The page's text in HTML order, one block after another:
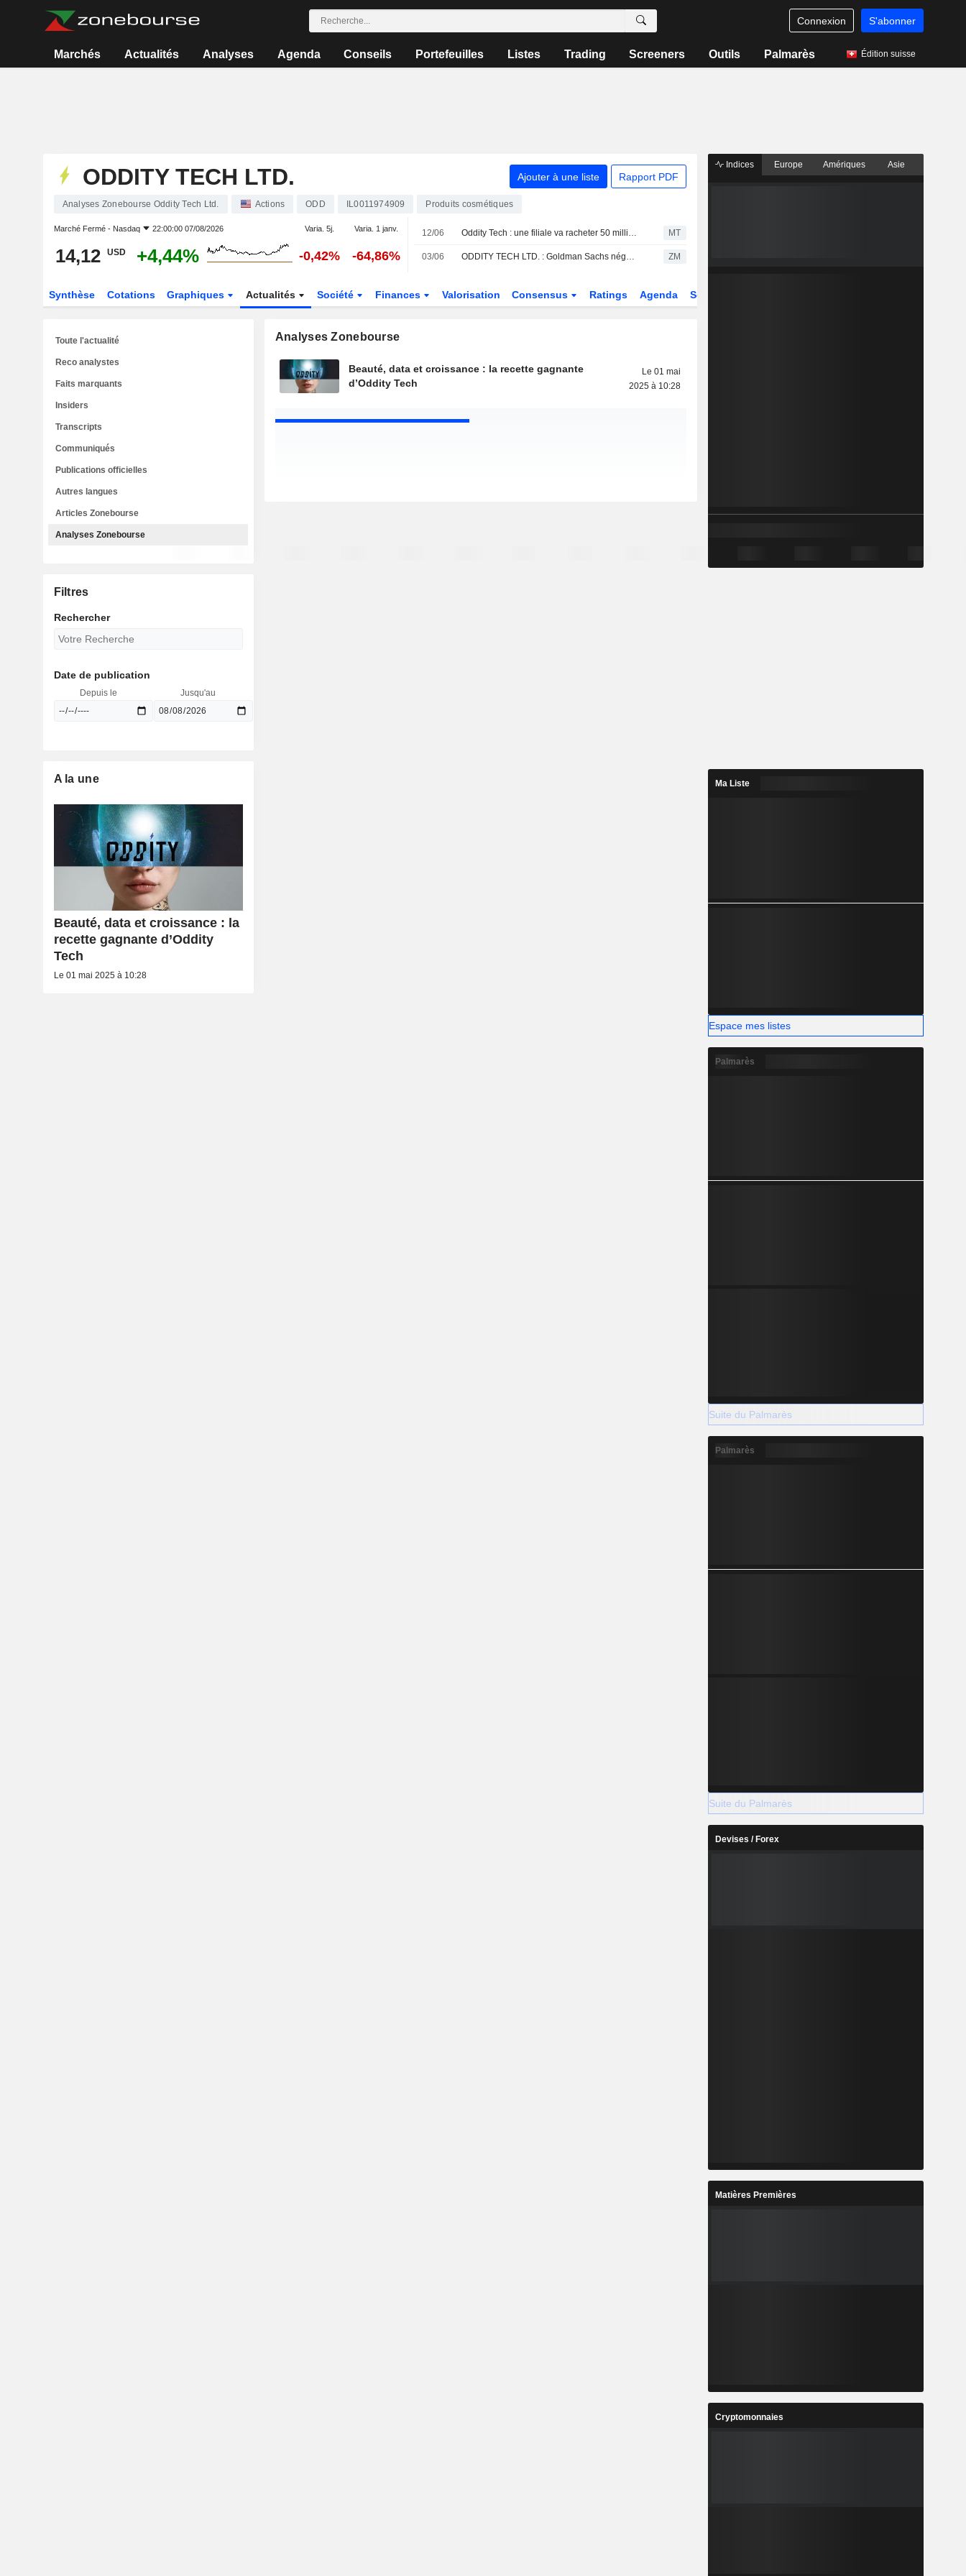
Connexion S'abonner
Marchés Actualités Analyses Agenda Conseils Portefeuilles Listes Trading Screeners Outils Palmarès Édition suisse
ODDITY TECH LTD. Ajouter à une liste Rapport PDF
Analyses Zonebourse Oddity Tech Ltd. Actions ODD IL0011974909 Produits cosmétiques
Marché Fermé - Nasdaq 22:00:00 07/08/2026 Varia. 5j. Varia. 1 janv.
14,12 USD +4,44% -0,42% -64,86%
12/06 Oddity Tech : une filiale va racheter 50 millions de dollars d'obligations convertibles de premier rang MT
03/06 ODDITY TECH LTD. : Goldman Sachs négatif sur le dossier ZM
Synthèse Cotations Graphiques Actualités Société Finances Valorisation Consensus Ratings Agenda Secteur
Analyses Zonebourse
Beauté, data et croissance : la recette gagnante
d’Oddity Tech
Le 01 mai
2025 à 10:28
Toute l'actualité
Reco analystes
Faits marquants
Insiders
Transcripts
Communiqués
Publications officielles
Autres langues
Articles Zonebourse
Analyses Zonebourse
Filtres
Rechercher
Date de publication
Depuis le Jusqu'au
A la une
Beauté, data et croissance : la
recette gagnante d’Oddity
Tech
Le 01 mai 2025 à 10:28
Indices Europe Amériques Asie
Ma Liste
Espace mes listes
Palmarès
Suite du Palmarès
Palmarès
Suite du Palmarès
Devises / Forex
Matières Premières
Cryptomonnaies